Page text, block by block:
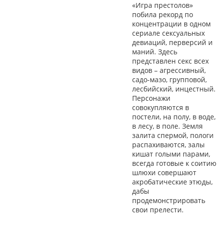
«Игра престолов»
побила рекорд по
концентрации в одном
сериале сексуальных
девиаций, перверсий и
маний. Здесь
представлен секс всех
видов – агрессивный,
садо-мазо, групповой,
лесбийский, инцестный.
Персонажи
совокупляются в
постели, на полу, в воде,
в лесу, в поле. Земля
залита спермой, пологи
распахиваются, залы
кишат голыми парами,
всегда готовые к соитию
шлюхи совершают
акробатические этюды,
дабы
продемонстрировать
свои прелести.